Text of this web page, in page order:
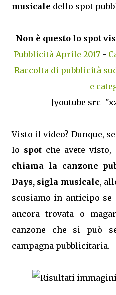
musicale dello spot
Non è questo lo spot
Pubblicità Aprile 2017 -
Raccolta di pubblicità
e
[youtube
Visto il video? Dunque,
lo spot che avete visto,
chiama la canzone
Days, sigla musicale,
scusiamo in anticipo se
ancora trovata o
canzone che si può
campagna pubblicitaria.